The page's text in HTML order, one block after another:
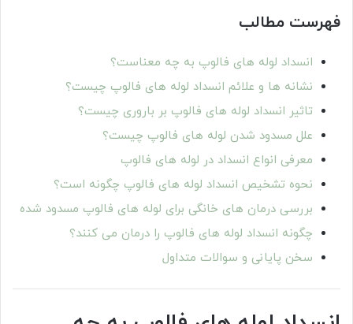
فهرست مطالب
انسداد لوله های فالوپ به چه معناست؟
نشانه ها و علائم انسداد لوله های فالوپ چیست؟
تاثیر انسداد لوله های فالوپ بر باروری چیست؟
علل مسدود شدن لوله های فالوپ چیست؟
معرفی انواع انسداد در لوله های فالوپ
نحوه تشخیص انسداد لوله های فالوپ چگونه است؟
بررسی درمان های خانگی برای لوله های فالوپ مسدود شده
چگونه انسداد لوله های فالوپ را درمان می کنند؟
سخن پایانی و سوالات متداول